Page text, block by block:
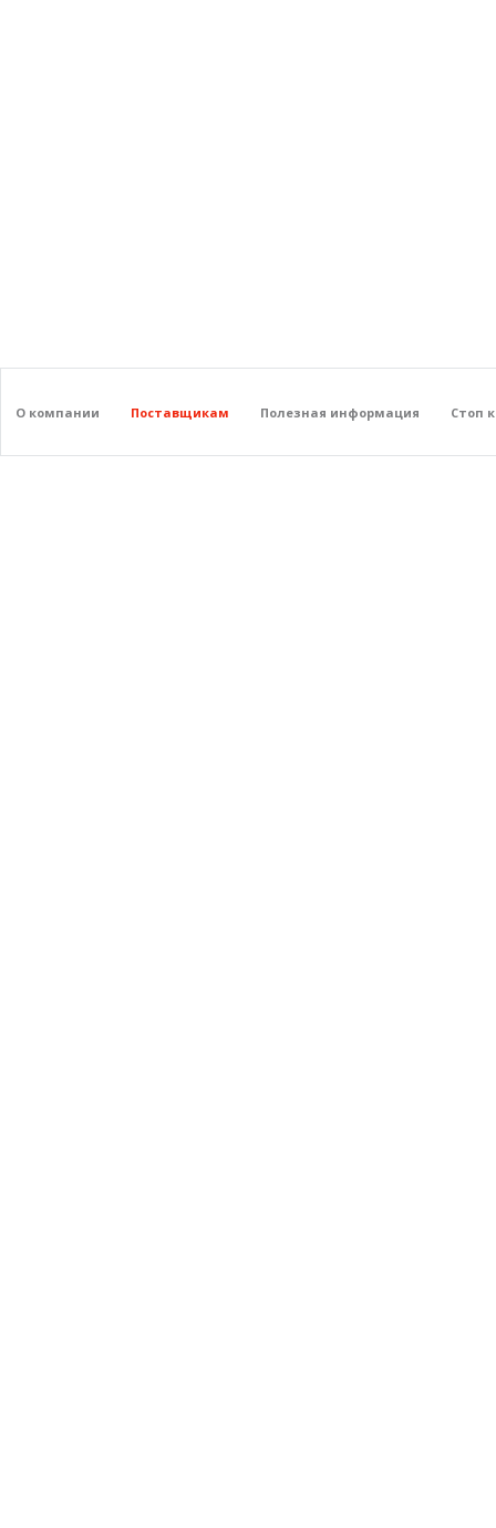
О компании Поставщикам Полезная информация Стоп